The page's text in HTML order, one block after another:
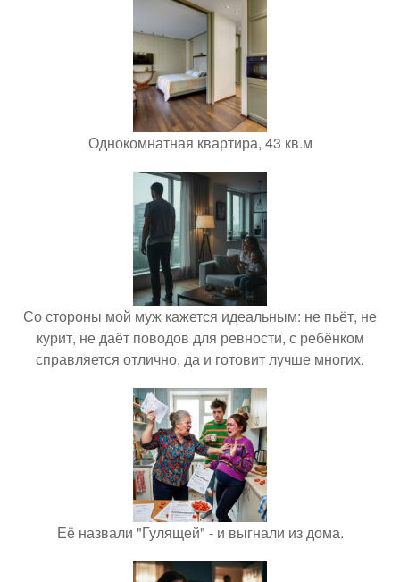
Однокомнатная квартира, 43 кв.м
Со стороны мой муж кажется идеальным: не пьёт, не
курит, не даёт поводов для ревности, с ребёнком
справляется отлично, да и готовит лучше многих.
Её назвали "Гулящей" - и выгнали из дома.